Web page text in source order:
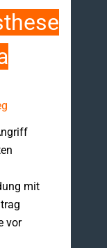
mit
vor